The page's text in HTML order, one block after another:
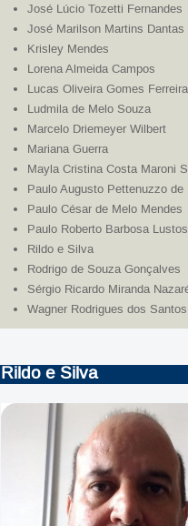
José Lúcio Tozetti Fernandes
José Marilson Martins Dantas
Krisley Mendes
Lorena Almeida Campos
Lucas Oliveira Gomes Ferreira
Ludmila de Melo Souza
Marcelo Driemeyer Wilbert
Mariana Guerra
Mayla Cristina Costa Maroni
Paulo Augusto Pettenuzzo de
Paulo César de Melo Mendes
Paulo Roberto Barbosa
Rildo e Silva
Rodrigo de Souza Gonçalves
Sérgio Ricardo Miranda
Wagner Rodrigues dos Santos
Rildo e Silva